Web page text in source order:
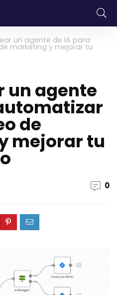
un agente de IA para
marketing y mejorar tu
un agente
de
mejorar tu
0